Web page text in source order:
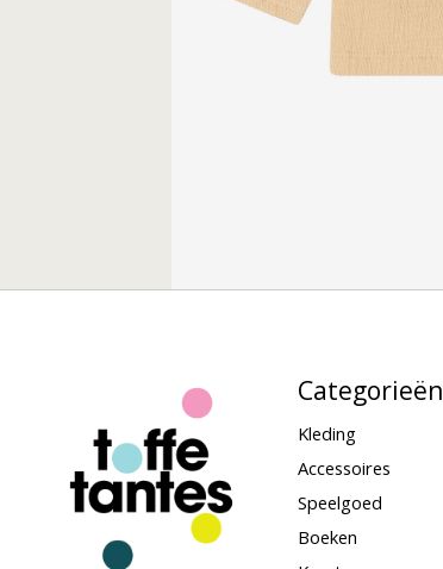
Categorieën
Kleding
Accessoires
Speelgoed
Boeken